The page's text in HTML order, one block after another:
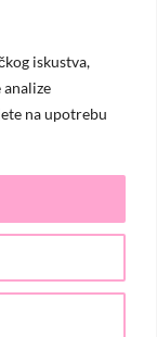
iskustva,
analize
na upotrebu